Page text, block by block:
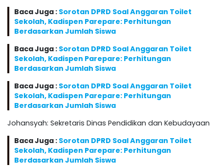
Baca Juga : Sorotan DPRD Soal Anggaran Toilet
Sekolah, Kadispen Parepare: Perhitungan
Berdasarkan Jumlah Siswa
Baca Juga : Sorotan DPRD Soal Anggaran Toilet
Sekolah, Kadispen Parepare: Perhitungan
Berdasarkan Jumlah Siswa
Baca Juga : Sorotan DPRD Soal Anggaran Toilet
Sekolah, Kadispen Parepare: Perhitungan
Berdasarkan Jumlah Siswa
Johansyah: Sekretaris Dinas Pendidikan dan Kebudayaan
Baca Juga : Sorotan DPRD Soal Anggaran Toilet
Sekolah, Kadispen Parepare: Perhitungan
Berdasarkan Jumlah Siswa